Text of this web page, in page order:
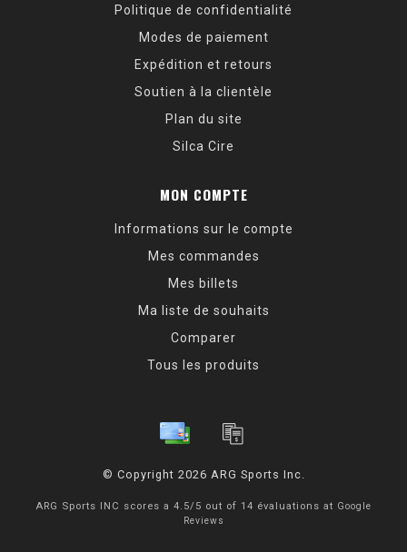
Politique de confidentialité
Modes de paiement
Expédition et retours
Soutien à la clientèle
Plan du site
Silca Cire
MON COMPTE
Informations sur le compte
Mes commandes
Mes billets
Ma liste de souhaits
Comparer
Tous les produits
© Copyright 2026 ARG Sports Inc.
ARG Sports INC scores a 4.5/ 5 out of 14 évaluations at Google
Reviews